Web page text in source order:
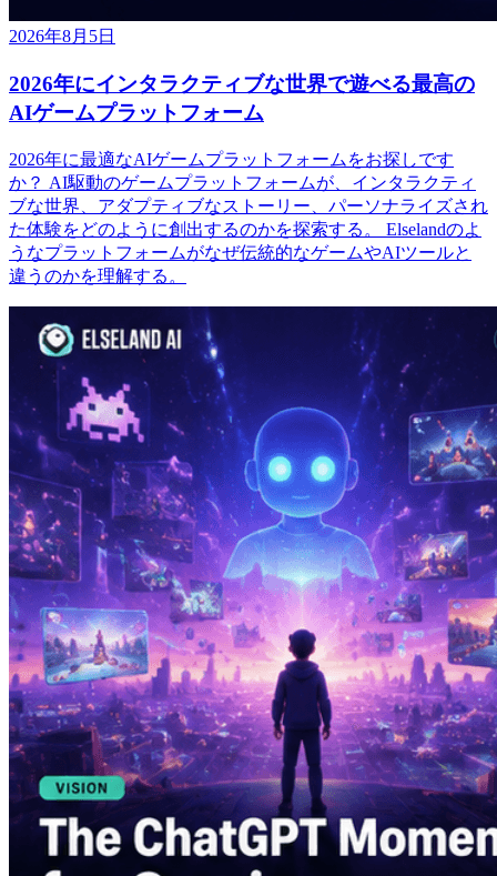
2026年8月5日
2026年にインタラクティブな世界で遊べる最高の
AIゲームプラットフォーム
2026年に最適なAIゲームプラットフォームをお探しです
か？ AI駆動のゲームプラットフォームが、インタラクティ
ブな世界、アダプティブなストーリー、パーソナライズされ
た体験をどのように創出するのかを探索する。 Elselandのよ
うなプラットフォームがなぜ伝統的なゲームやAIツールと
違うのかを理解する。